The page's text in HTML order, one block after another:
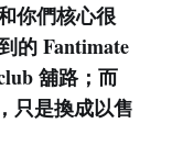
你們核心很
的 Fantimate
舖路；而
只是換成以售